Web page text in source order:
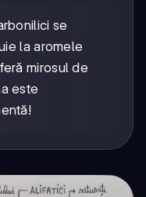
se
la aromele
mirosul de
este